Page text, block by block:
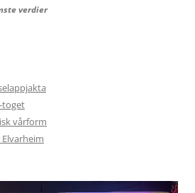
verdier
toget
vårform